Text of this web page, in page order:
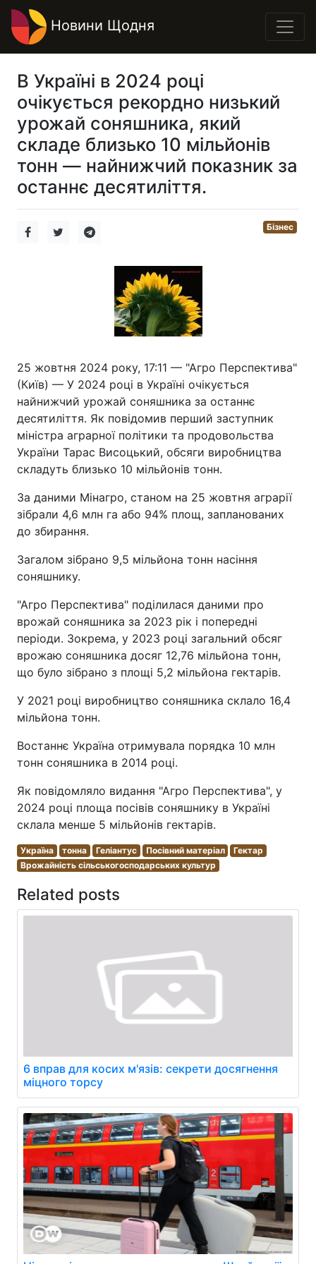
Новини Щодня
В Україні в 2024 році
очікується рекордно низький
урожай соняшника, який
складе близько 10 мільйонів
тонн — найнижчий показник за
останнє десятиліття.
Бізнес
25 жовтня 2024 року, 17:11 — "Агро Перспектива"
(Київ) — У 2024 році в Україні очікується
найнижчий урожай соняшника за останнє
десятиліття. Як повідомив перший заступник
міністра аграрної політики та продовольства
України Тарас Висоцький, обсяги виробництва
складуть близько 10 мільйонів тонн.
За даними Мінагро, станом на 25 жовтня аграрії
зібрали 4,6 млн га або 94% площ, запланованих
до збирання.
Загалом зібрано 9,5 мільйона тонн насіння
соняшнику.
"Агро Перспектива" поділилася даними про
врожай соняшника за 2023 рік і попередні
періоди. Зокрема, у 2023 році загальний обсяг
врожаю соняшника досяг 12,76 мільйона тонн,
що було зібрано з площі 5,2 мільйона гектарів.
У 2021 році виробництво соняшника склало 16,4
мільйона тонн.
Востаннє Україна отримувала порядка 10 млн
тонн соняшника в 2014 році.
Як повідомляло видання "Агро Перспектива", у
2024 році площа посівів соняшнику в Україні
склала менше 5 мільйонів гектарів.
Україна тонна Геліантус Посівний матеріал
Гектар
Врожайність сільськогосподарських культур
Related posts
6 вправ для косих м'язів: секрети досягнення
міцного торсу